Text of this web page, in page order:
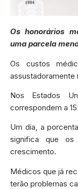
Os honorários
uma parcela
Os custos
assustadoramente
Nos Estados
correspondem a
Um dia, a
significa que os
crescimento.
Médicos que já
terão problemas